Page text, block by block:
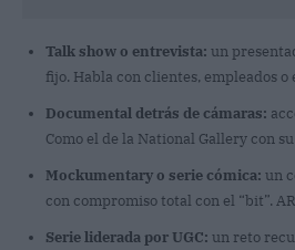
Talk show o entrevista: un
fijo. Habla con clientes, empleados o
Documental detrás de cámaras:
Como el de la National Gallery con
Mockumentary o serie cómica: un
con compromiso total con el “bit”.
Serie liderada por UGC: un reto